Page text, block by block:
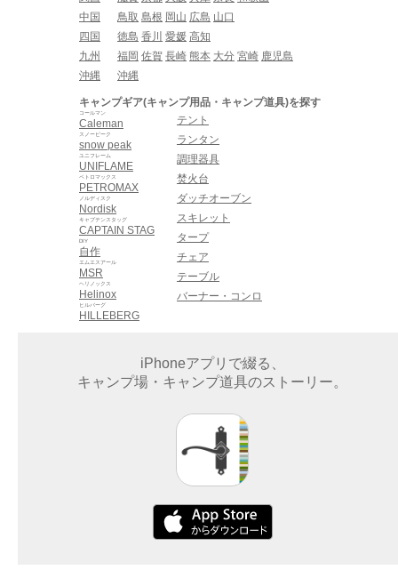
中国
鳥取 島根 岡山 広島 山口
四国
徳島 香川 愛媛 高知
九州
福岡 佐賀 長崎 熊本 大分 宮崎 鹿児島
沖縄
沖縄
キャンプギア(キャンプ用品・キャンプ道具)を探す
Caleman
コールマン
snow peak
スノーピーク
UNIFLAME
ユニフレーム
PETROMAX
ペトロマックス
Nordisk
ノルディスク
CAPTAIN STAG
キャプテンスタッグ
自作
DIY
MSR
エムエスアール
Helinox
ヘリノックス
HILLEBERG
ヒルバーグ
テント
ランタン
調理器具
焚火台
ダッチオーブン
スキレット
タープ
チェア
テーブル
バーナー・コンロ
iPhoneアプリで綴る、
キャンプ場・キャンプ道具のストーリー。